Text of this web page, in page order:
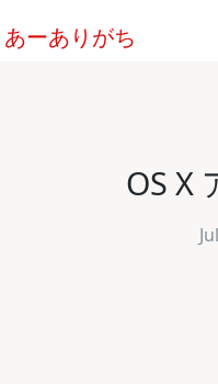
あーありがち
OS X